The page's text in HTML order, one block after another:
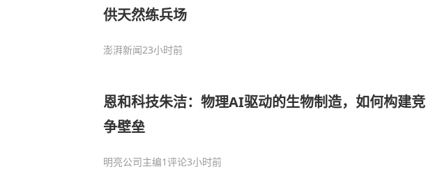
供天然练兵场
澎湃新闻23小时前
恩和科技朱洁：物理AI驱动的生物制造，如何构建竞
争壁垒
明亮公司主编1评论3小时前